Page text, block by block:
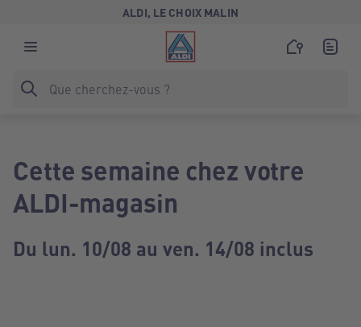
ALDI, LE CHOIX MALIN
Cette semaine chez votre
ALDI-magasin
Du lun. 10/08 au ven. 14/08 inclus